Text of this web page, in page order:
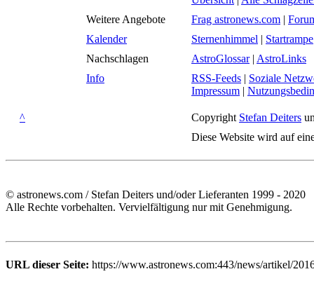
Weitere Angebote
Frag astronews.com |
Kalender
Sternenhimmel | Startrampe
Nachschlagen
AstroGlossar| AstroLinks
Info
RSS-Feeds | Soziale
Impressum |
^ Copyright Stefan Deiters
Diese Website wird auf
© astronews.com / Stefan Deiters und/oder Lieferanten 1999 - 2020
Alle Rechte vorbehalten. Vervielfältigung nur mit Genehmigung.
URL dieser Seite: https://www.astronews.com:443/news/artikel/